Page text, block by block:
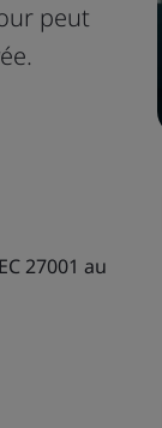
peut
27001 au